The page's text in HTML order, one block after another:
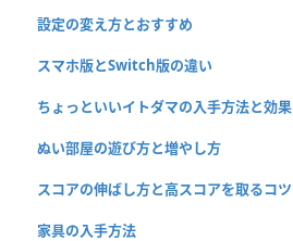
設定の変え方とおすすめ
スマホ版とSwitch版の違い
ちょっといいイトダマの入手方法と効果
ぬい部屋の遊び方と増やし方
スコアの伸ばし方と高スコアを取るコツ
家具の入手方法